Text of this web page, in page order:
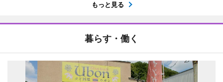
もっと見る
暮らす・働く